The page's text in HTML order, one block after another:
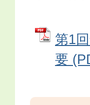
第1
要